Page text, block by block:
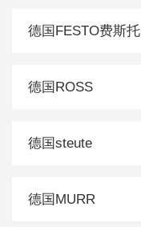
德国FESTO费斯托
德国ROSS
德国steute
德国MURR